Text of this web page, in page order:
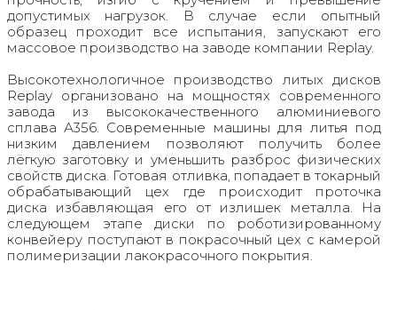
допустимых нагрузок. В случае если опытный
образец проходит все испытания, запускают его
массовое производство на заводе компании Replay.
Высокотехнологичное производство литых дисков
Replay организовано на мощностях современного
завода из высококачественного алюминиевого
сплава А356. Современные машины для литья под
низким давлением позволяют получить более
лёгкую заготовку и уменьшить разброс физических
свойств диска. Готовая отливка, попадает в токарный
обрабатывающий цех где происходит проточка
диска избавляющая его от излишек металла. На
следующем этапе диски по роботизированному
конвейеру поступают в покрасочный цех с камерой
полимеризации лакокрасочного покрытия.